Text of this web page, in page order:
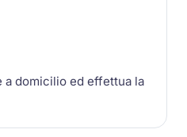
a domicilio ed effettua la